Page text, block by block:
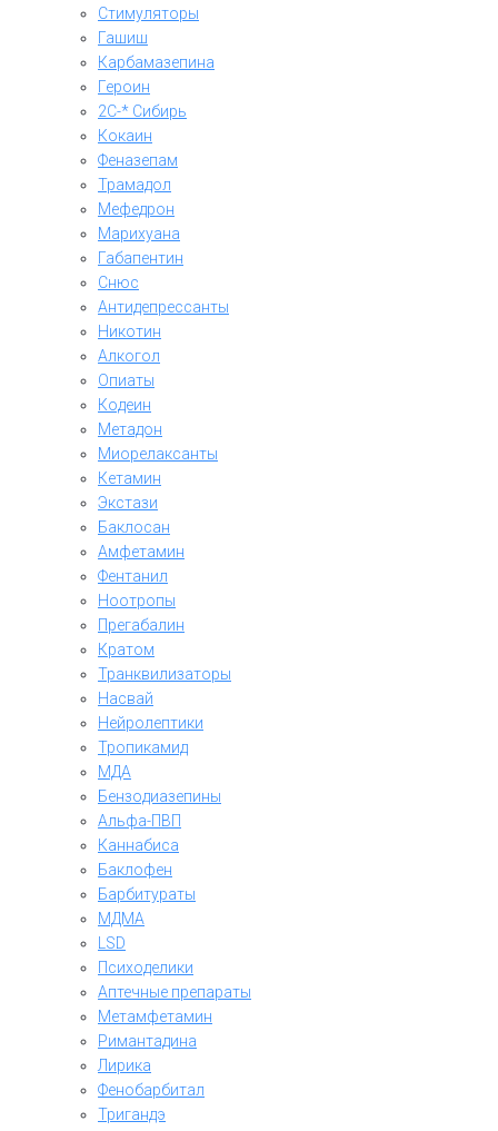
Стимуляторы
Гашиш
Карбамазепина
Героин
2C-* Сибирь
Кокаин
Феназепам
Трамадол
Мефедрон
Марихуана
Габапентин
Снюс
Антидепрессанты
Никотин
Алкогол
Опиаты
Кодеин
Метадон
Миорелаксанты
Кетамин
Экстази
Баклосан
Амфетамин
Фентанил
Ноотропы
Прегабалин
Кратом
Транквилизаторы
Насвай
Нейролептики
Тропикамид
МДА
Бензодиазепины
Альфа-ПВП
Каннабиса
Баклофен
Барбитураты
МДМА
LSD
Психоделики
Аптечные препараты
Метамфетамин
Римантадина
Лирика
Фенобарбитал
Тригандэ